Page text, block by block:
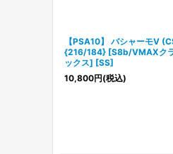
【PSA10】 バシャーモV
{216/184} [S8b/VMAXク
ックス] [SS]
10,800円(税込)